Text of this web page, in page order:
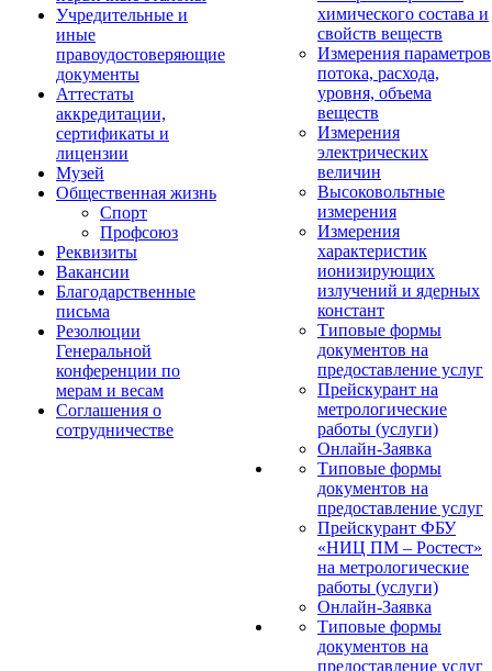
Учредительные и
иные
правоудостоверяющие
документы
Аттестаты
аккредитации,
сертификаты и
лицензии
Музей
Общественная жизнь
Спорт
Профсоюз
Реквизиты
Вакансии
Благодарственные
письма
Резолюции
Генеральной
конференции по
мерам и весам
Соглашения о
сотрудничестве
химического состава и
свойств веществ
Измерения параметров
потока, расхода,
уровня, объема
веществ
Измерения
электрических
величин
Высоковольтные
измерения
Измерения
характеристик
ионизирующих
излучений и ядерных
констант
Типовые формы
документов на
предоставление услуг
Прейскурант на
метрологические
работы (услуги)
Онлайн-Заявка
Типовые формы
документов на
предоставление услуг
Прейскурант ФБУ
«НИЦ ПМ – Ростест»
на метрологические
работы (услуги)
Онлайн-Заявка
Типовые формы
документов на
предоставление услуг